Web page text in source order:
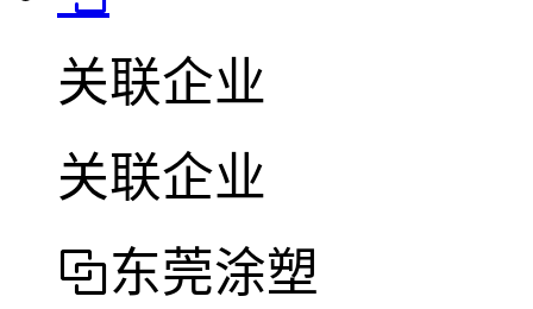
关联企业
关联企业
东莞涂塑